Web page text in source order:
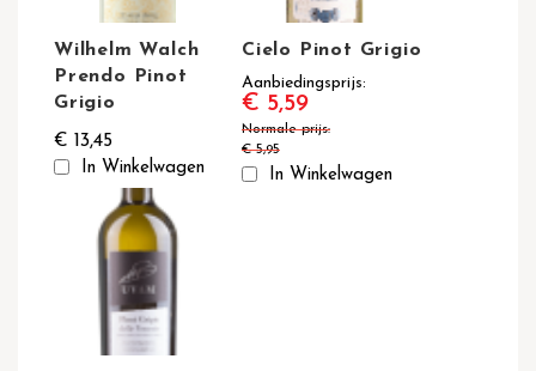
Wilhelm Walch
Prendo Pinot
Grigio
€ 13,45
In Winkelwagen
Cielo Pinot Grigio
Aanbiedingsprijs
€ 5,59
Normale prijs
€ 5,95
In Winkelwagen